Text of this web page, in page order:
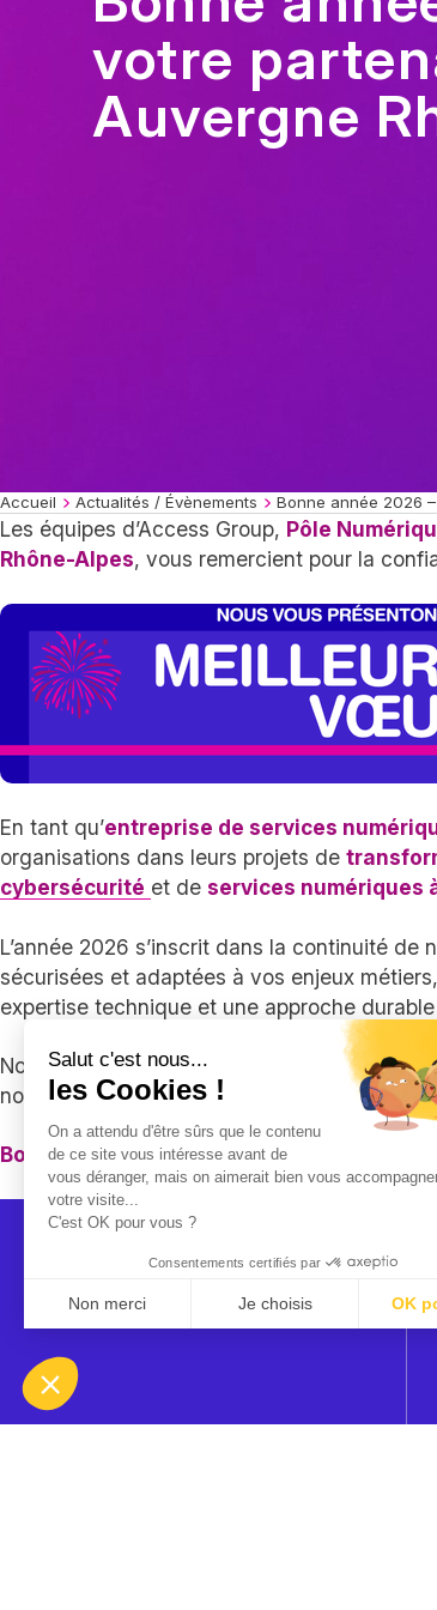
Salut c'est nous...
les Cookies !
On a attendu d'être sûrs que le contenu
de ce site vous intéresse avant de
vous déranger, mais on aimerait bien vous
votre visite...
C'est OK pour vous ?
Consentements certifiés par
Non merci Je choisis OK
Plateforme de Gestion du Consentement :
Notre plateforme vous permet d'adapter et
votre
Auvergne
Accueil Actualités / Évènements Bonne année 2026
Les équipes d’Access Group, Pôle
Rhône-Alpes, vous remercient pour la
En tant qu’entreprise de services
organisations dans leurs projets de
cybersécurité et de services numériques
L’année 2026 s’inscrit dans la continuité
sécurisées et adaptées à vos enjeux
expertise technique et une approche
Nous vous souhaitons une année 2026
nous serons ravis de poursuivre cette
Bonne année 2026 avec Access Group.